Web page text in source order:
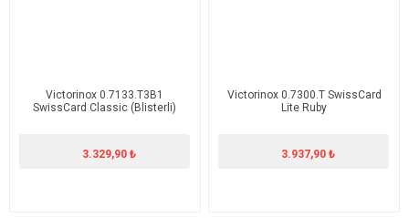
Victorinox 0.7133.T3B1
SwissCard Classic (Blisterli)
3.329,90 ₺
Victorinox 0.7300.T SwissCard
Lite Ruby
3.937,90 ₺